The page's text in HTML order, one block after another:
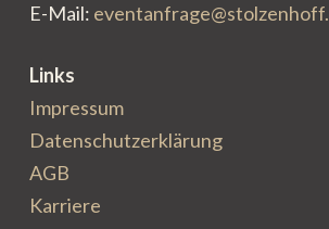
E-Mail:
Links
Impressum
Datenschutzerklärung
AGB
Karriere